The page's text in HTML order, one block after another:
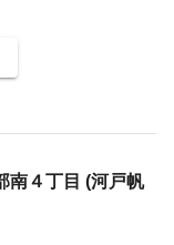
南４丁目 (河戸帆